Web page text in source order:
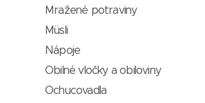
Mražené potraviny
Müsli
Nápoje
Obilné vločky a obiloviny
Ochucovadla